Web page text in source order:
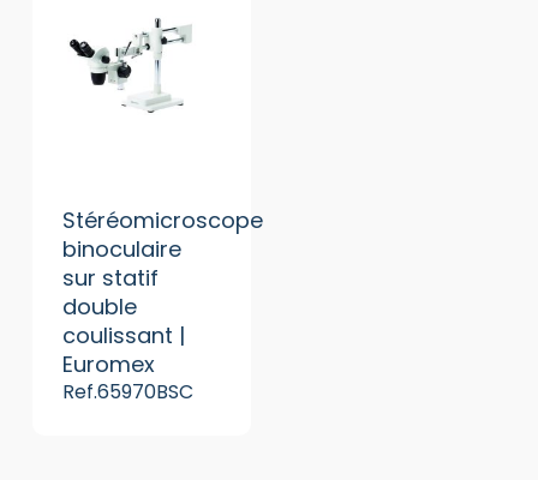
Stéréomicroscope
binoculaire
sur statif
double
coulissant |
Euromex
Ref.65970BSC